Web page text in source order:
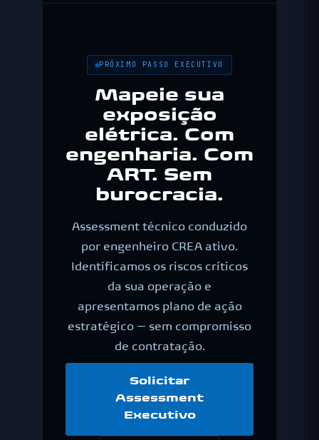
PRÓXIMO PASSO EXECUTIVO
Mapeie sua
exposição
elétrica. Com
engenharia. Com
ART. Sem
burocracia.
Assessment técnico conduzido
por engenheiro CREA ativo.
Identificamos os riscos críticos
da sua operação e
apresentamos plano de ação
estratégico — sem compromisso
de contratação.
Solicitar
Assessment
Executivo